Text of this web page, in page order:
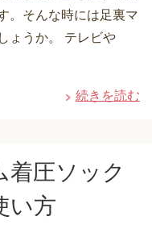
。そんな時には足裏マ
ょうか。 テレビや
続きを読む
着圧ソック
い方